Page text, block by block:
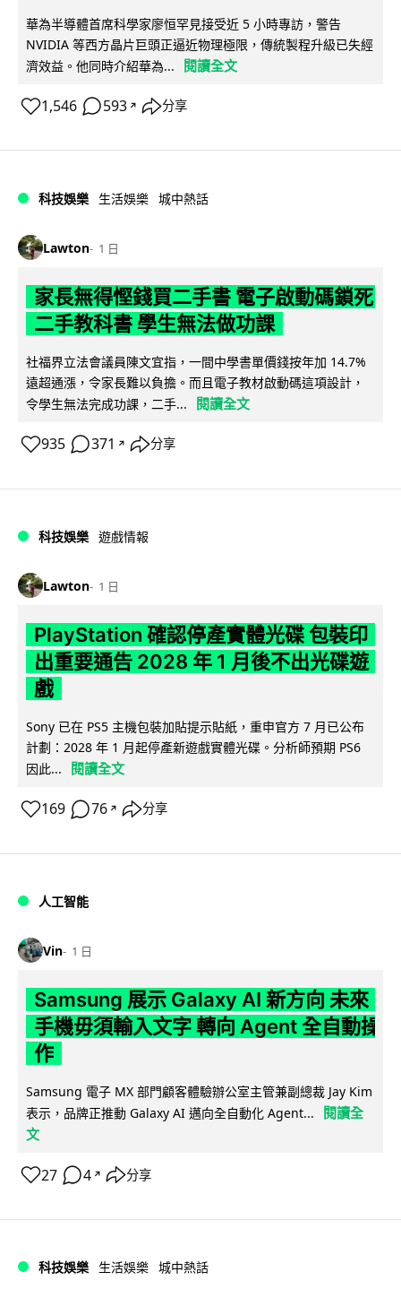
華為半導體首席科學家廖恒罕見接受近 5 小時專訪，警告
NVIDIA 等西方晶片巨頭正逼近物理極限，傳統製程升級已失經
濟效益。他同時介紹華為...
閱讀全文
1,546 593 ↗ 分享
科技娛樂 生活娛樂 城中熱話
Lawton 1 日
家長無得慳錢買二手書 電子啟動碼鎖死
二手教科書 學生無法做功課
社福界立法會議員陳文宜指，一間中學書單價錢按年加 14.7%
遠超通漲，令家長難以負擔。而且電子教材啟動碼這項設計，
令學生無法完成功課，二手...
閱讀全文
935 371 ↗ 分享
科技娛樂 遊戲情報
Lawton 1 日
PlayStation 確認停產實體光碟 包裝印
出重要通告 2028 年 1 月後不出光碟遊
戲
Sony 已在 PS5 主機包裝加貼提示貼紙，重申官方 7 月已公布
計劃：2028 年 1 月起停產新遊戲實體光碟。分析師預期 PS6
因此...
閱讀全文
169 76 ↗ 分享
人工智能
Vin 1 日
Samsung 展示 Galaxy AI 新方向 未來
手機毋須輸入文字 轉向 Agent 全自動操
作
Samsung 電子 MX 部門顧客體驗辦公室主管兼副總裁 Jay Kim
表示，品牌正推動 Galaxy AI 邁向全自動化 Agent...
閱讀全
文
27 4 ↗ 分享
科技娛樂 生活娛樂 城中熱話